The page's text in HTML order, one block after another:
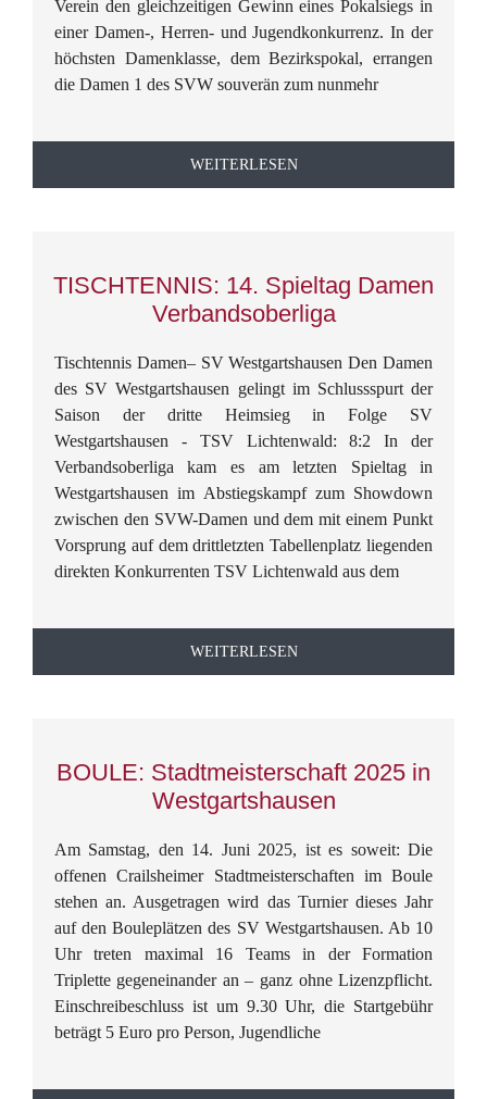
Verein den gleichzeitigen Gewinn eines Pokalsiegs in
einer Damen-, Herren- und Jugendkonkurrenz. In der
höchsten Damenklasse, dem Bezirkspokal, errangen
die Damen 1 des SVW souverän zum nunmehr
WEITERLESEN
TISCHTENNIS: 14. Spieltag Damen
Verbandsoberliga
Tischtennis Damen– SV Westgartshausen Den Damen
des SV Westgartshausen gelingt im Schlussspurt der
Saison der dritte Heimsieg in Folge SV
Westgartshausen - TSV Lichtenwald: 8:2 In der
Verbandsoberliga kam es am letzten Spieltag in
Westgartshausen im Abstiegskampf zum Showdown
zwischen den SVW-Damen und dem mit einem Punkt
Vorsprung auf dem drittletzten Tabellenplatz liegenden
direkten Konkurrenten TSV Lichtenwald aus dem
WEITERLESEN
BOULE: Stadtmeisterschaft 2025 in
Westgartshausen
Am Samstag, den 14. Juni 2025, ist es soweit: Die
offenen Crailsheimer Stadtmeisterschaften im Boule
stehen an. Ausgetragen wird das Turnier dieses Jahr
auf den Bouleplätzen des SV Westgartshausen. Ab 10
Uhr treten maximal 16 Teams in der Formation
Triplette gegeneinander an – ganz ohne Lizenzpflicht.
Einschreibeschluss ist um 9.30 Uhr, die Startgebühr
beträgt 5 Euro pro Person, Jugendliche